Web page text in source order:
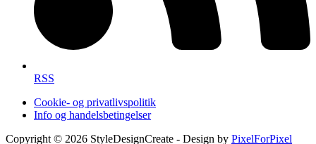
RSS
Cookie- og privatlivspolitik
Info og handelsbetingelser
Copyright © 2026 StyleDesignCreate - Design by PixelForPixel